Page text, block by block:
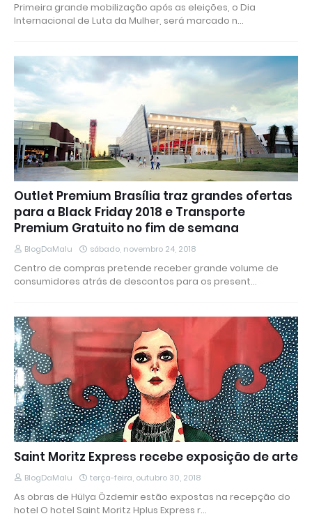
Primeira grande mobilização após as eleições, o Dia
Internacional de Luta da Mulher, será marcado n…
Outlet Premium Brasília traz grandes ofertas
para a Black Friday 2018 e Transporte
Premium Gratuito no fim de semana
BlogDaMalu sábado, novembro 24, 2018
Centro de compras pretende receber grande volume de
consumidores atrás de descontos para os present…
Saint Moritz Express recebe exposição de arte
BlogDaMalu terça-feira, outubro 30, 2018
As obras de Hülya Özdemir estão expostas na recepção do
hotel O hotel Saint Moritz Hplus Express r…